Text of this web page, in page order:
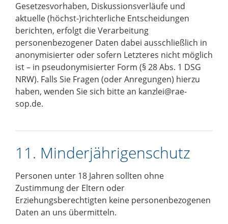
Gesetzesvorhaben, Diskussionsverläufe und
aktuelle (höchst-)richterliche Entscheidungen
berichten, erfolgt die Verarbeitung
personenbezogener Daten dabei ausschließlich in
anonymisierter oder sofern Letzteres nicht möglich
ist – in pseudonymisierter Form (§ 28 Abs. 1 DSG
NRW). Falls Sie Fragen (oder Anregungen) hierzu
haben, wenden Sie sich bitte an kanzlei@rae-
sop.de.
11. Minderjährigenschutz
Personen unter 18 Jahren sollten ohne
Zustimmung der Eltern oder
Erziehungsberechtigten keine personenbezogenen
Daten an uns übermitteln.